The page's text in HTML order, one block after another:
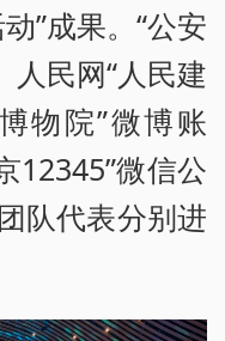
”成果。“公安
人民网“人民建
物院”微博账
12345”微信公
队代表分别进